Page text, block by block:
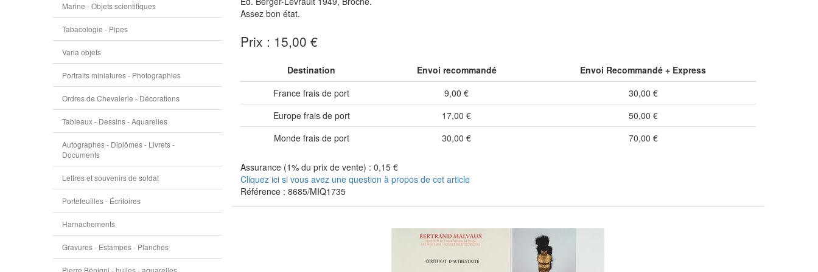
Marine - Objets scientifiques
Tabacologie - Pipes
Varia objets
Portraits miniatures - Photographies
Ordres de Chevalerie - Décorations
Tableaux - Dessins - Aquarelles
Autographes - Diplômes - Livrets -
Documents
Lettres et souvenirs de soldat
Portefeuilles - Écritoires
Harnachements
Gravures - Estampes - Planches
Pierre Bénigni - huiles - aquarelles
Assez bon état.
Prix : 15,00 €
Destination Envoi recommandé
Envoi Recommandé + Express
France frais de port
9,00 €
30,00 €
Europe frais de port
17,00 €
50,00 €
Monde frais de port
30,00 € 70,00 €
Assurance (1% du prix de vente) : 0,15 €
Cliquez ici si vous avez une question à propos de cet article
Référence : 8685/MIQ1735